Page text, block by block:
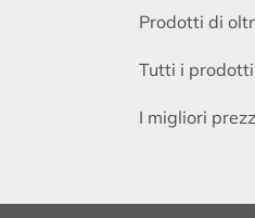
Prodotti di
Tutti i
I migliori